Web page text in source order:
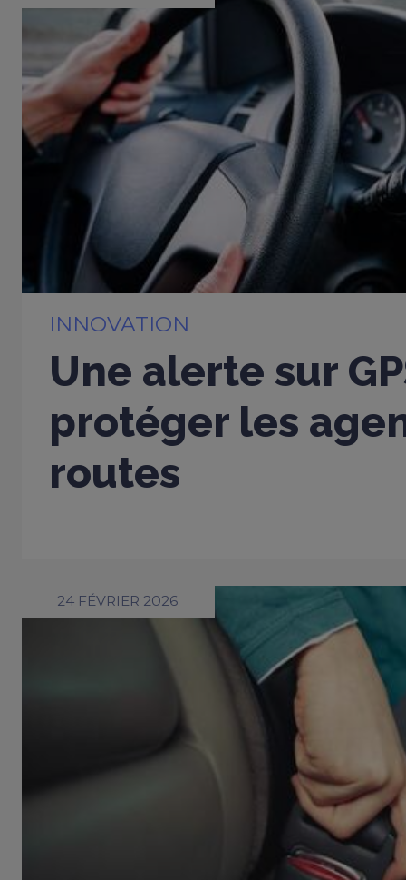
INNOVATION
Une alerte sur
protéger les
routes
24 FÉVRIER 2026